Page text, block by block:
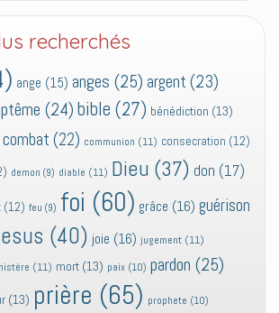
recherchés
ange (15) anges (25) argent (23)
(24) bible (27) bénédiction (13)
combat (22) communion (11) consecration (12)
demon (9) diable (11) Dieu (37) don (17)
(12) feu (9) foi (60) grâce (16) guérison
(40) joie (16) jugement (11)
(11) mort (13) paix (10) pardon (25)
(13) prière (65) prophete (10)